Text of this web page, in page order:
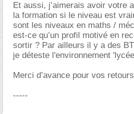
Et aussi, j’aimerais avoir votre
la formation si le niveau est
sont les niveaux en maths /
est-ce qu’un profil motivé en
sortir ? Par ailleurs il y a des
je déteste l'environnement
Merci d’avance pour vos
-----